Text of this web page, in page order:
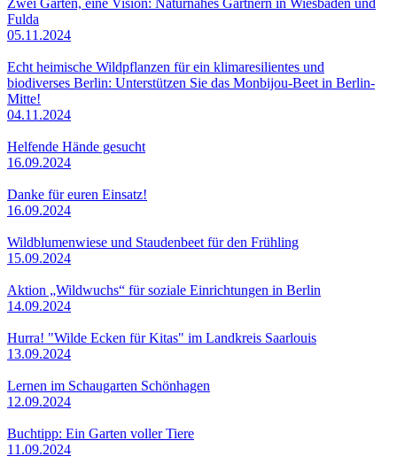
Fulda
05.11.2024
Echt heimische Wildpflanzen für ein klimaresilientes und
biodiverses Berlin: Unterstützen Sie das Monbijou-Beet in Berlin-
Mitte!
04.11.2024
Helfende Hände gesucht
16.09.2024
Danke für euren Einsatz!
16.09.2024
Wildblumenwiese und Staudenbeet für den Frühling
15.09.2024
Aktion „Wildwuchs“ für soziale Einrichtungen in Berlin
14.09.2024
Hurra! "Wilde Ecken für Kitas" im Landkreis Saarlouis
13.09.2024
Lernen im Schaugarten Schönhagen
12.09.2024
Buchtipp: Ein Garten voller Tiere
11.09.2024